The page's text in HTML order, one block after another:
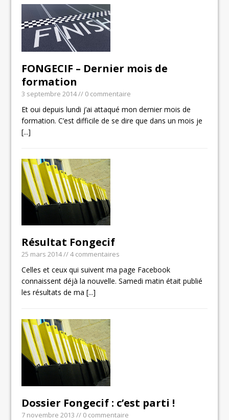
FONGECIF – Dernier mois de
formation
3 septembre 2014// 0 commentaire
Et oui depuis lundi j’ai attaqué mon dernier mois de
formation. C’est difficile de se dire que dans un mois je
[...]
Résultat Fongecif
25 mars 2014// 4 commentaires
Celles et ceux qui suivent ma page Facebook
connaissent déjà la nouvelle. Samedi matin était publié
les résultats de ma[...]
Dossier Fongecif : c’est parti !
7 novembre 2013 // 0 commentaire